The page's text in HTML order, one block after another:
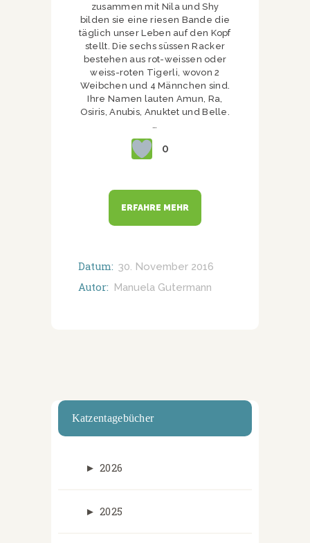
zusammen mit Nila und Shy
bilden sie eine riesen Bande die
täglich unser Leben auf den Kopf
stellt. Die sechs süssen Racker
bestehen aus rot-weissen oder
weiss-roten Tigerli, wovon 2
Weibchen und 4 Männchen sind.
Ihre Namen lauten Amun, Ra,
Osiris, Anubis, Anuktet und Belle.
0
ERFAHRE MEHR
Datum: 30. November 2016
Autor: Manuela Gutermann
Katzentagebücher
► 2026
► 2025